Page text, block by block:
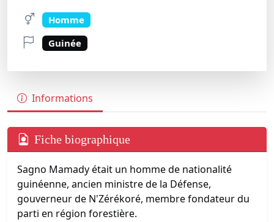
Homme
Guinée
Informations
Fiche biographique
Sagno Mamady était un homme de nationalité
guinéenne, ancien ministre de la Défense,
gouverneur de N'Zérékoré, membre fondateur du
parti en région forestière.